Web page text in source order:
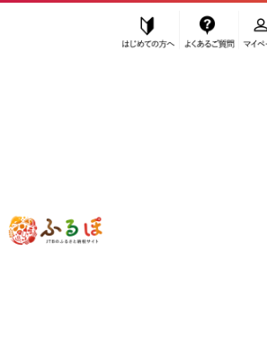
ふるぽ JTBのふるさと納税サイト
”福祉・バリアフリー用品”